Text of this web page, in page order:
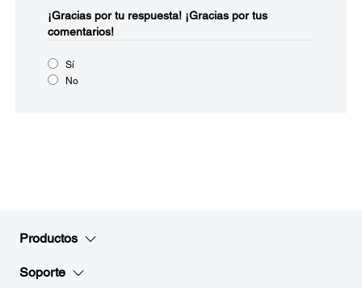
¡Gracias por tu respuesta! ¡Gracias por tus
comentarios!
Sí
No
Productos
Soporte